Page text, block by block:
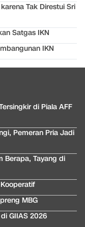
Tak Direstui Sri
Satgas IKN
IKN
di Piala AFF
Pemeran Pria Jadi
Berapa, Tayang di
MBG
GIIAS 2026